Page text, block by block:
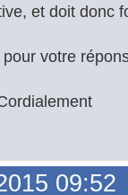
et doit donc
pour votre
09:52